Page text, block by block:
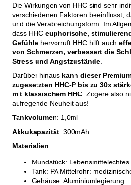
Die Wirkungen von HHC sind sehr
verschiedenen Faktoren beeinflusst,
und die Verabreichungsform. Im
dass HHC euphorische,
Gefühle hervorruft.HHC hilft auch
von Schmerzen, verbessert die
Stress und Angstzustände
Darüber hinaus kann dieser
zugesetzten HHC-P bis zu 30x
mit klassischem HHC . Zögere also
aufregende Neuheit aus!
Tankvolumen: 1,0ml
Akkukapazität: 300mAh
Materialien:
Mundstück: Lebensmittelechtes
Tank: PA Mittelrohr:
Gehäuse: Aluminiumlegierung